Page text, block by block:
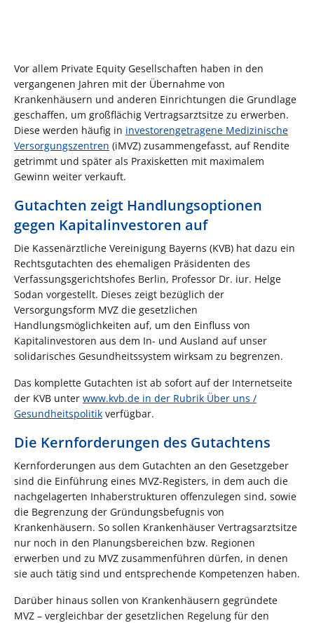
Vor allem Private Equity Gesellschaften haben in den
vergangenen Jahren mit der Übernahme von
Krankenhäusern und anderen Einrichtungen die Grundlage
geschaffen, um großflächig Vertragsarztsitze zu erwerben.
Diese werden häufig in investorengetragene Medizinische
Versorgungszentren (iMVZ) zusammengefasst, auf Rendite
getrimmt und später als Praxisketten mit maximalem
Gewinn weiter verkauft.
Gutachten zeigt Handlungsoptionen
gegen Kapitalinvestoren auf
Die Kassenärztliche Vereinigung Bayerns (KVB) hat dazu ein
Rechtsgutachten des ehemaligen Präsidenten des
Verfassungsgerichtshofes Berlin, Professor Dr. iur. Helge
Sodan vorgestellt. Dieses zeigt bezüglich der
Versorgungsform MVZ die gesetzlichen
Handlungsmöglichkeiten auf, um den Einfluss von
Kapitalinvestoren aus dem In- und Ausland auf unser
solidarisches Gesundheitssystem wirksam zu begrenzen.
Das komplette Gutachten ist ab sofort auf der Internetseite
der KVB unter www.kvb.de in der Rubrik Über uns /
Gesundheitspolitik verfügbar.
Die Kernforderungen des Gutachtens
Kernforderungen aus dem Gutachten an den Gesetzgeber
sind die Einführung eines MVZ-Registers, in dem auch die
nachgelagerten Inhaberstrukturen offenzulegen sind, sowie
die Begrenzung der Gründungsbefugnis von
Krankenhäusern. So sollen Krankenhäuser Vertragsarztsitze
nur noch in den Planungsbereichen bzw. Regionen
erwerben und zu MVZ zusammenführen dürfen, in denen
sie auch tätig sind und entsprechende Kompetenzen haben.
Darüber hinaus sollen von Krankenhäusern gegründete
MVZ – vergleichbar der gesetzlichen Regelung für den